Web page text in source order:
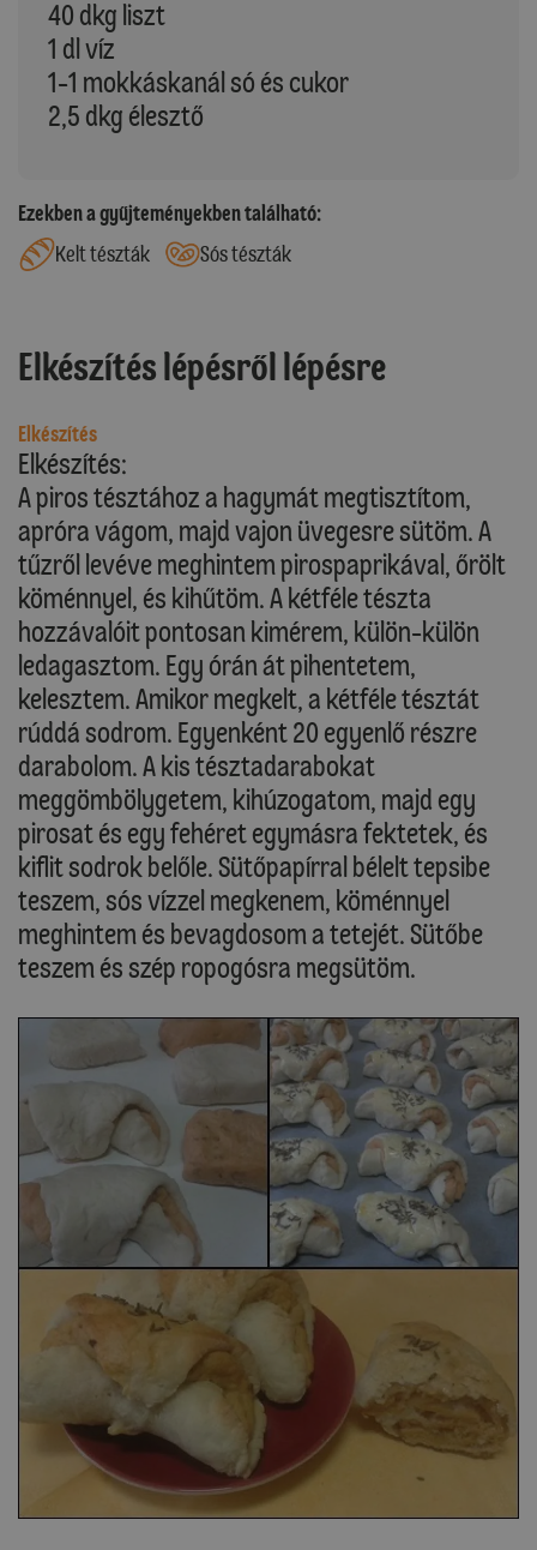
40 dkg liszt
1 dl víz
1-1 mokkáskanál só és cukor
2,5 dkg élesztő
Ezekben a gyűjteményekben található:
Kelt tészták
Sós tészták
Elkészítés lépésről lépésre
Elkészítés
Elkészítés:
A piros tésztához a hagymát megtisztítom,
apróra vágom, majd vajon üvegesre sütöm. A
tűzről levéve meghintem pirospaprikával, őrölt
köménnyel, és kihűtöm. A kétféle tészta
hozzávalóit pontosan kimérem, külön-külön
ledagasztom. Egy órán át pihentetem,
kelesztem. Amikor megkelt, a kétféle tésztát
rúddá sodrom. Egyenként 20 egyenlő részre
darabolom. A kis tésztadarabokat
meggömbölygetem, kihúzogatom, majd egy
pirosat és egy fehéret egymásra fektetek, és
kiflit sodrok belőle. Sütőpapírral bélelt tepsibe
teszem, sós vízzel megkenem, köménnyel
meghintem és bevagdosom a tetejét. Sütőbe
teszem és szép ropogósra megsütöm.